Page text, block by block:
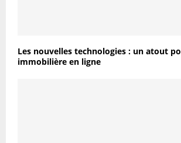
Les nouvelles technologies : un atout
immobilière en ligne